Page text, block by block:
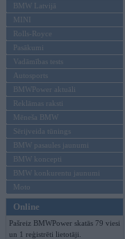
BMW Latvijā
MINI
Rolls-Royce
Pasākumi
Vadāmības tests
Autosports
BMWPower aktuāli
Reklāmas raksti
Mēneša BMW
Sērijveida tūnings
BMW pasaules jaunumi
BMW koncepti
BMW konkurentu jaunumi
Moto
Online
Pašreiz BMWPower skatās 79 viesi
un 1 reģistrēti lietotāji.